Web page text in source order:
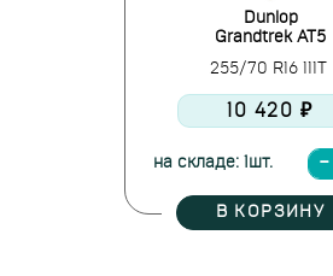
Dunlop
Grandtrek AT5
255/70 R16 111T
10 420 ₽
на складе: 1шт.
В КОРЗИНУ